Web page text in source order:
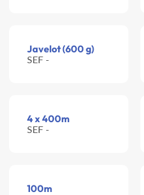
Javelot (600 g)
SEF -
4 x 400m
SEF -
100m